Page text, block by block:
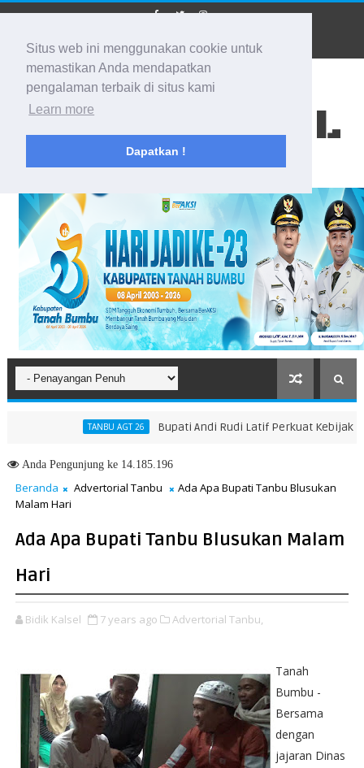
Situs web ini menggunakan cookie untuk
memastikan Anda mendapatkan
pengalaman terbaik di situs kami
Learn more
Dapatkan !
BIDIK KALSEL
Membidik Ke Segala Arah
TANBU AGT 26 Bupati Andi Rudi Latif Perkuat Kebijakan
Menuju Masa Depan yang Lebih Hijau dan Gemilang
AndaPengunjung ke 14.185.196
Beranda Advertorial Tanbu
Ada Apa Bupati Tanbu Blusukan
Malam Hari
Ada Apa Bupati Tanbu Blusukan Malam
Hari
Bidik Kalsel 7 years ago Advertorial Tanbu,
Tanah
Bumbu -
Bersama
dengan
jajaran Dinas